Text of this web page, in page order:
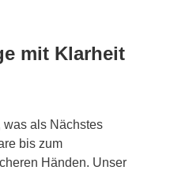
mit Klarheit
was als Nächstes
bis zum
Händen. Unser